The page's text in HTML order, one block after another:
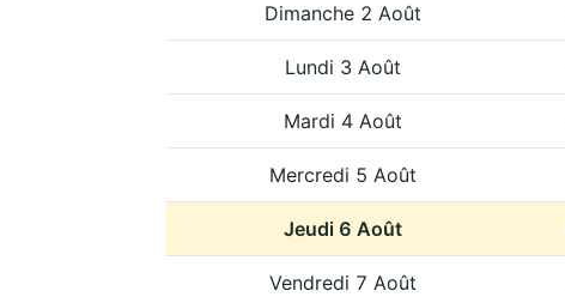
Dimanche 2 Août
Lundi 3 Août
Mardi 4 Août
Mercredi 5 Août
Jeudi 6 Août
Vendredi 7 Août